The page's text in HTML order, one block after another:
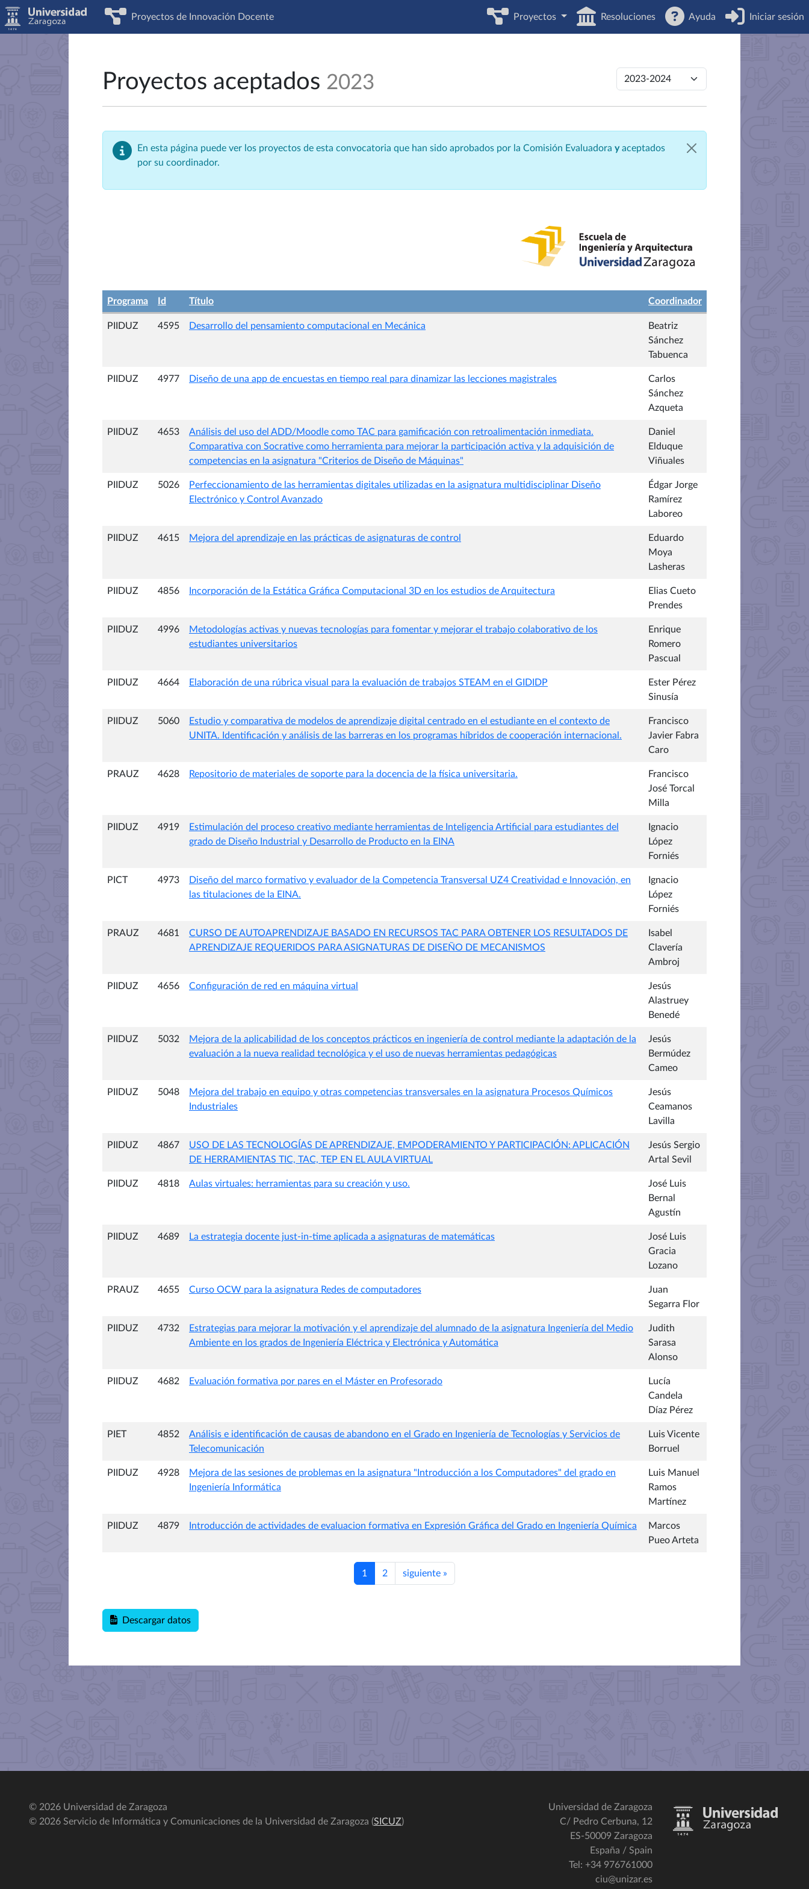
Proyectos de Innovación Docente Proyectos Resoluciones Ayuda Iniciar sesión
Proyectos aceptados 2023
En esta página puede ver los proyectos de esta convocatoria que han sido aprobados por la Comisión Evaluadora yaceptados
por su coordinador.
Programa Id Título Coordinador
PIIDUZ 4595 Desarrollo del pensamiento computacional en Mecánica
Beatriz
Sánchez
Tabuenca
PIIDUZ 4977 Diseño de una app de encuestas en tiempo real para dinamizar las lecciones magistrales
Carlos
Sánchez
Azqueta
PIIDUZ 4653
Análisis del uso del ADD/Moodle como TAC para gamificación con retroalimentación inmediata.
Comparativa con Socrative como herramienta para mejorar la participación activa y la adquisición de
competencias en la asignatura "Criterios de Diseño de Máquinas"
Daniel
Elduque
Viñuales
PIIDUZ 5026
Perfeccionamiento de las herramientas digitales utilizadas en la asignatura multidisciplinar Diseño
Electrónico y Control Avanzado
Édgar Jorge
Ramírez
Laboreo
PIIDUZ 4615 Mejora del aprendizaje en las prácticas de asignaturas de control
Eduardo
Moya
Lasheras
PIIDUZ 4856 Incorporación de la Estática Gráfica Computacional 3D en los estudios de Arquitectura
Elias Cueto
Prendes
PIIDUZ 4996
Metodologías activas y nuevas tecnologías para fomentar y mejorar el trabajo colaborativo de los
estudiantes universitarios
Enrique
Romero
Pascual
PIIDUZ 4664 Elaboración de una rúbrica visual para la evaluación de trabajos STEAM en el GIDIDP
Ester Pérez
Sinusía
PIIDUZ 5060
Estudio y comparativa de modelos de aprendizaje digital centrado en el estudiante en el contexto de
UNITA. Identificación y análisis de las barreras en los programas híbridos de cooperación internacional.
Francisco
Javier Fabra
Caro
PRAUZ 4628 Repositorio de materiales de soporte para la docencia de la física universitaria.
Francisco
José Torcal
Milla
PIIDUZ 4919
Estimulación del proceso creativo mediante herramientas de Inteligencia Artificial para estudiantes del
grado de Diseño Industrial y Desarrollo de Producto en la EINA
Ignacio
López
Forniés
PICT 4973
Diseño del marco formativo y evaluador de la Competencia Transversal UZ4 Creatividad e Innovación, en
las titulaciones de la EINA.
Ignacio
López
Forniés
PRAUZ 4681
CURSO DE AUTOAPRENDIZAJE BASADO EN RECURSOS TAC PARA OBTENER LOS RESULTADOS DE
APRENDIZAJE REQUERIDOS PARA ASIGNATURAS DE DISEÑO DE MECANISMOS
Isabel
Clavería
Ambroj
PIIDUZ 4656 Configuración de red en máquina virtual
Jesús
Alastruey
Benedé
PIIDUZ 5032
Mejora de la aplicabilidad de los conceptos prácticos en ingeniería de control mediante la adaptación de la
evaluación a la nueva realidad tecnológica y el uso de nuevas herramientas pedagógicas
Jesús
Bermúdez
Cameo
PIIDUZ 5048
Mejora del trabajo en equipo y otras competencias transversales en la asignatura Procesos Químicos
Industriales
Jesús
Ceamanos
Lavilla
PIIDUZ 4867
USO DE LAS TECNOLOGÍAS DE APRENDIZAJE, EMPODERAMIENTO Y PARTICIPACIÓN: APLICACIÓN
DE HERRAMIENTAS TIC, TAC, TEP EN EL AULA VIRTUAL
Jesús Sergio
Artal Sevil
PIIDUZ 4818 Aulas virtuales: herramientas para su creación y uso.
José Luis
Bernal
Agustín
PIIDUZ 4689 La estrategia docente just-in-time aplicada a asignaturas de matemáticas
José Luis
Gracia
Lozano
PRAUZ 4655 Curso OCW para la asignatura Redes de computadores
Juan
Segarra Flor
PIIDUZ 4732
Estrategias para mejorar la motivación y el aprendizaje del alumnado de la asignatura Ingeniería del Medio
Ambiente en los grados de Ingeniería Eléctrica y Electrónica y Automática
Judith
Sarasa
Alonso
PIIDUZ 4682 Evaluación formativa por pares en el Máster en Profesorado
Lucía
Candela
Díaz Pérez
PIET 4852
Análisis e identificación de causas de abandono en el Grado en Ingeniería de Tecnologías y Servicios de
Telecomunicación
Luis Vicente
Borruel
PIIDUZ 4928
Mejora de las sesiones de problemas en la asignatura "Introducción a los Computadores" del grado en
Ingeniería Informática
Luis Manuel
Ramos
Martínez
PIIDUZ 4879 Introducción de actividades de evaluacion formativa en Expresión Gráfica del Grado en Ingeniería Química
Marcos
Pueo Arteta
1 2 siguiente »
Descargar datos
© 2026 Universidad de Zaragoza
© 2026 Servicio de Informática y Comunicaciones de la Universidad de Zaragoza (SICUZ)
Universidad de Zaragoza
C/ Pedro Cerbuna, 12
ES-50009 Zaragoza
España / Spain
Tel: +34 976761000
ciu@unizar.es